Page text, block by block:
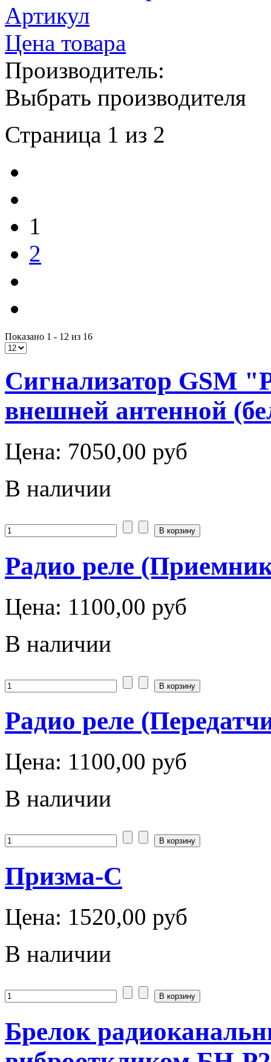
Артикул
Цена товара
Производитель:
Выбрать производителя
Страница 1 из 2
1
2
Показано 1 - 12 из 16
Сигнализатор GSM
внешней антенной
Цена: 7050,00 руб
В наличии
Радио реле
Цена: 1100,00 руб
В наличии
Радио реле
Цена: 1100,00 руб
В наличии
Призма-С
Цена: 1520,00 руб
В наличии
Брелок